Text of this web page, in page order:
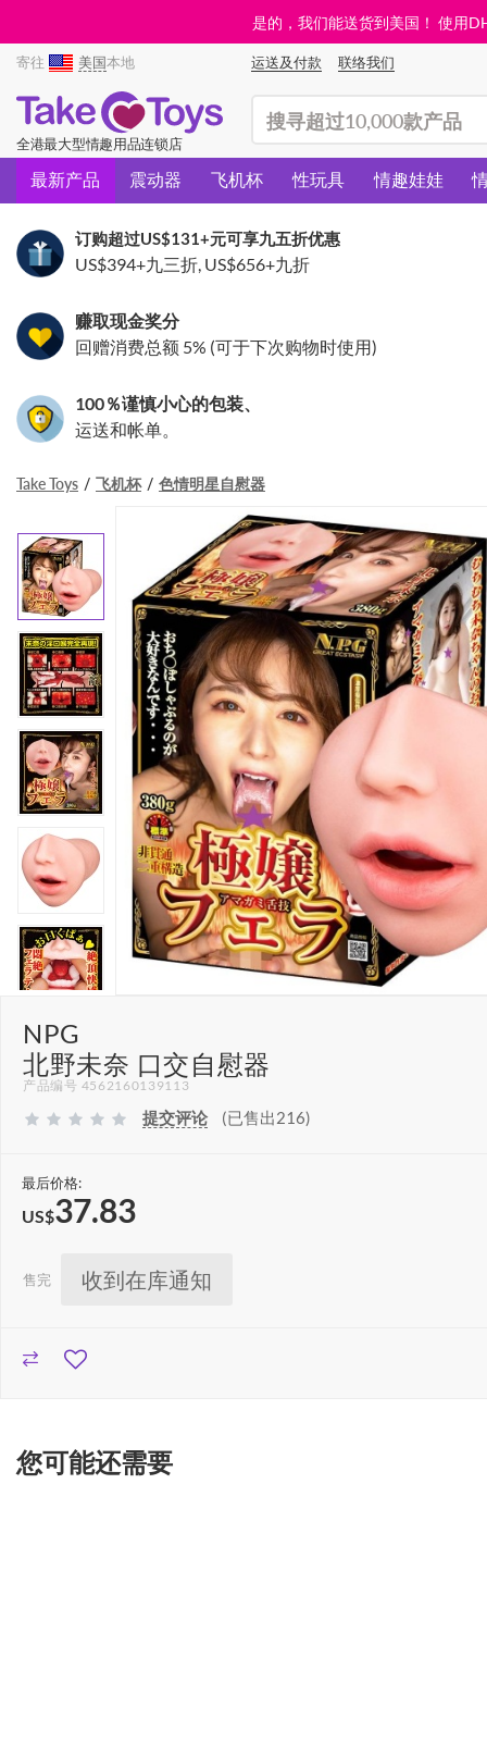
是的，我们能送货到美国！ 使用
寄往 美国本地 运送及付款 联络我们
全港最大型情趣用品连锁店
最新产品 震动器 飞机杯 性玩具 情趣娃娃
订购超过US$131+元可享九五折优惠
US$394+九三折, US$656+九折
赚取现金奖分
回赠消费总额 5% (可于下次购物时使用)
100％谨慎小心的包装、
运送和帐单。
Take Toys 飞机杯 色情明星自慰器
NPG
北野未奈 口交自慰器
产品编号 4562160139113
提交评论 (已售出216)
最后价格:
US$37.83
售完 收到在库通知
您可能还需要